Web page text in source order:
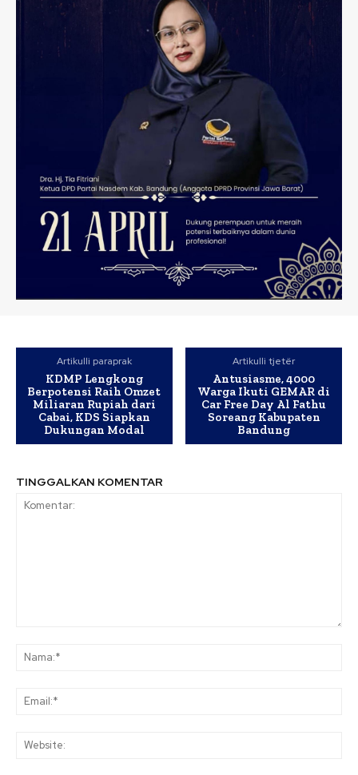
Artikulli paraprak
KDMP Lengkong
Berpotensi Raih Omzet
Miliaran Rupiah dari
Cabai, KDS Siapkan
Dukungan Modal
Artikulli tjetër
Antusiasme, 4000
Warga Ikuti GEMAR di
Car Free Day Al Fathu
Soreang Kabupaten
Bandung
TINGGALKAN KOMENTAR